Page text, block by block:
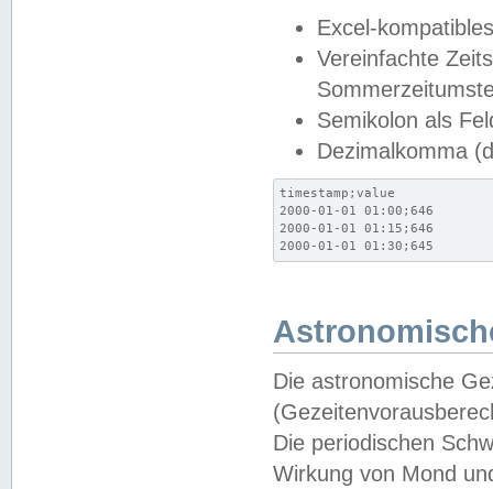
Excel-
Vereinfachte
Semikolon als
Dezimalkomma
timestamp;value
2000-01-01 01:00;646
2000-01-01 01:15;646
2000-01-01 01:30;645
Die astronomische
Die periodischen
Wirkung von Mond